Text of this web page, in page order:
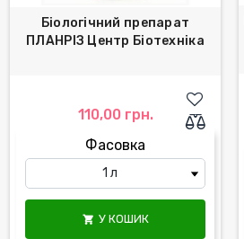
Біологічний препарат
ПЛАНРІЗ Центр Біотехніка
110,00 грн.
Фасовка
 У КОШИК